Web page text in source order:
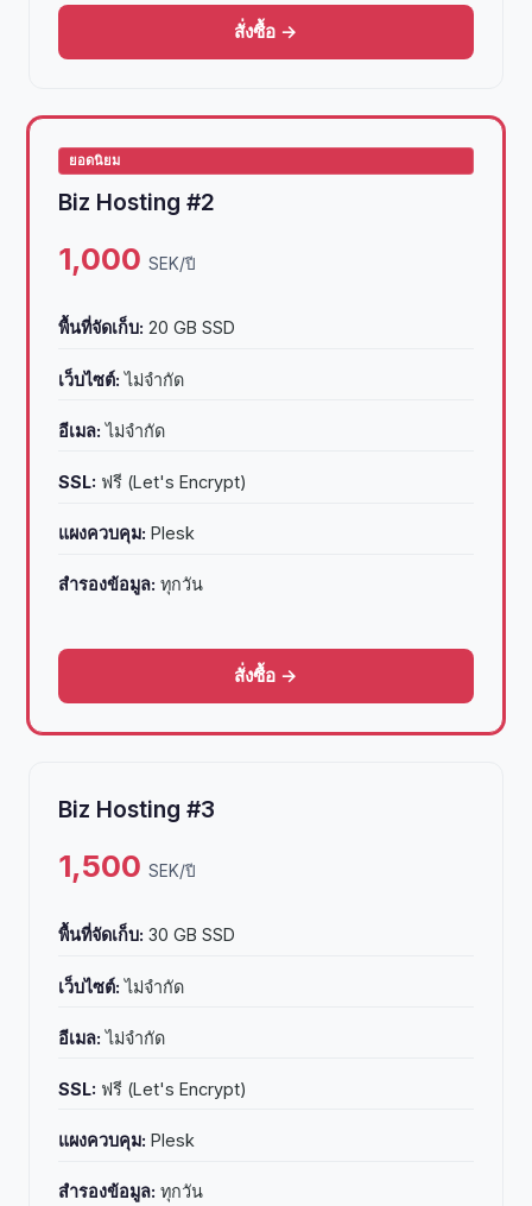
สั่งซื้อ →
ยอดนิยม
Biz Hosting #2
1,000 SEK/ปี
พื้นที่จัดเก็บ: 20 GB SSD
เว็บไซต์: ไม่จำกัด
อีเมล: ไม่จำกัด
SSL: ฟรี (Let's Encrypt)
แผงควบคุม: Plesk
สำรองข้อมูล: ทุกวัน
สั่งซื้อ →
Biz Hosting #3
1,500 SEK/ปี
พื้นที่จัดเก็บ: 30 GB SSD
เว็บไซต์: ไม่จำกัด
อีเมล: ไม่จำกัด
SSL: ฟรี (Let's Encrypt)
แผงควบคุม: Plesk
สำรองข้อมูล: ทุกวัน